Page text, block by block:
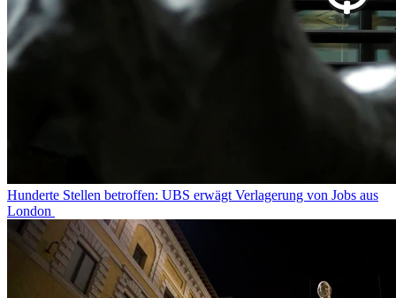
Hunderte Stellen betroffen: UBS erwägt Verlagerung von Jobs aus
London